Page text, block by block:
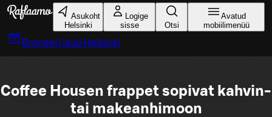
Liigu peamise sisu juurde
Asukoht
Helsinki
Logige
sisse
Otsi
Avatud
mobiilimenüü
Broneeri laud Helsinki
Coffee Housen frappet sopivat kahvin-
tai makeanhimoon